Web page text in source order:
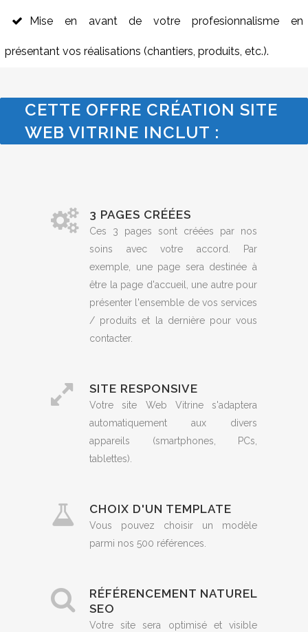
Mise en avant de votre profesionnalisme en
présentant vos réalisations (chantiers, produits, etc.).
CETTE OFFRE CRÉATION SITE
WEB VITRINE INCLUT :
3 PAGES CRÉÉES
Ces 3 pages sont créées par nos
soins avec votre accord. Par
exemple, une page sera destinée à
être la page d'accueil, une autre pour
présenter l'ensemble de vos services
/ produits et la dernière pour vous
contacter.
SITE RESPONSIVE
Votre site Web Vitrine s'adaptera
automatiquement aux divers
appareils (smartphones, PCs,
tablettes).
CHOIX D'UN TEMPLATE
Vous pouvez choisir un modèle
parmi nos 500 références.
RÉFÉRENCEMENT NATUREL
SEO
Votre site sera optimisé et visible